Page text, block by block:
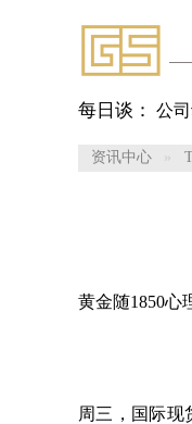
每日谈： 公
资讯中心
黄金随1850心
周三，国际现